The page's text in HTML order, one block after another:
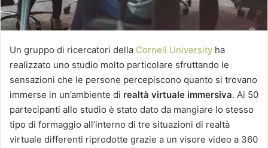
Un gruppo di ricercatori della Cornell University ha
realizzato uno studio molto particolare sfruttando le
sensazioni che le persone percepiscono quanto si trovano
immerse in un’ambiente di realtà virtuale immersiva. Ai 50
partecipanti allo studio è stato dato da mangiare lo stesso
tipo di formaggio all’interno di tre situazioni di realtà
virtuale differenti riprodotte grazie a un visore video a 360